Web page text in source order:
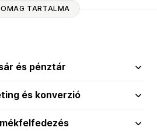
TARTALMA
és pénztár
és konverzió